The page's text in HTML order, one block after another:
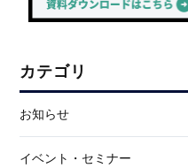
カテゴリ
お知らせ
イベント・セミナー